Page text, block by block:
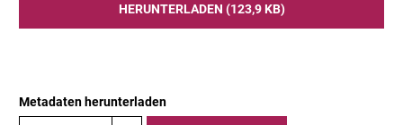
HERUNTERLADEN (123,9 KB)
Metadaten herunterladen